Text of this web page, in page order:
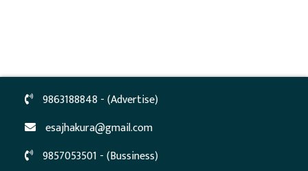
9863188848 - (Advertise)
esajhakura@gmail.com
9857053501 - (Bussiness)